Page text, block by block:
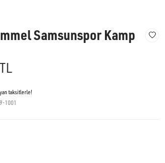
Samsunspor Kamp
taksitlerle!
1001